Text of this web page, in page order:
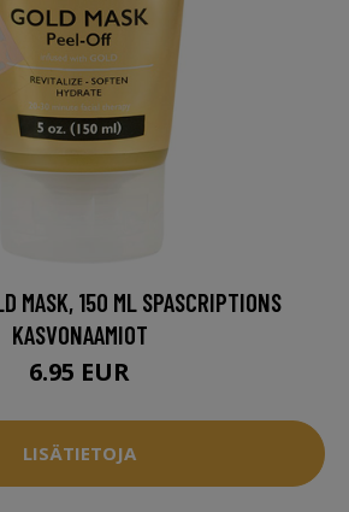
MASK, 150 ML SPASCRIPTIONS
KASVONAAMIOT
6.95 EUR
LISÄTIETOJA